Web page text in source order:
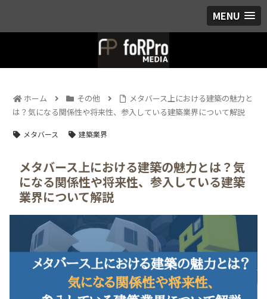
MENU
ホーム その他
メタバース上における建築の魅力と
は？気になる関係性や将来性、参入している建築業界について解説
メタバース 建築業界
メタバース上における建築の魅力とは？気
になる関係性や将来性、参入している建築
業界について解説